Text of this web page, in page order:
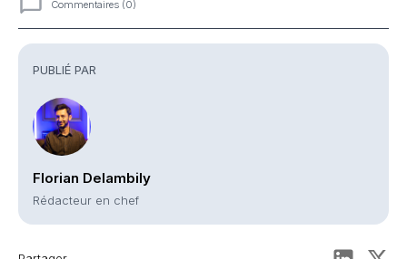
PUBLIÉ PAR
Florian Delambily
Rédacteur en chef
Commentaires (0)